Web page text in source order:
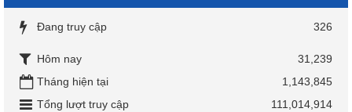
Đang truy cập 326
Hôm nay
31,239
Tháng hiện tại
1,143,845
Tổng lượt truy cập
111,014,914